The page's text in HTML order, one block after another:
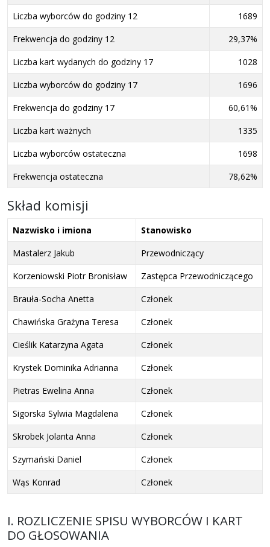
Liczba wyborców do godziny 12
1689
Frekwencja do godziny 12
29,37%
Liczba kart wydanych do godziny 17
1028
Liczba wyborców do godziny 17
1696
Frekwencja do godziny 17
60,61%
Liczba kart ważnych
1335
Liczba wyborców ostateczna
1698
Frekwencja ostateczna
78,62%
Skład komisji
Nazwisko i imiona
Stanowisko
Mastalerz Jakub
Przewodniczący
Korzeniowski Piotr Bronisław
Zastępca Przewodniczącego
Brauła-Socha Anetta
Członek
Chawińska Grażyna Teresa
Członek
Cieślik Katarzyna Agata
Członek
Krystek Dominika Adrianna
Członek
Pietras Ewelina Anna
Członek
Sigorska Sylwia Magdalena
Członek
Skrobek Jolanta Anna
Członek
Szymański Daniel
Członek
Wąs Konrad
Członek
I. ROZLICZENIE SPISU WYBORCÓW I KART
DO GŁOSOWANIA